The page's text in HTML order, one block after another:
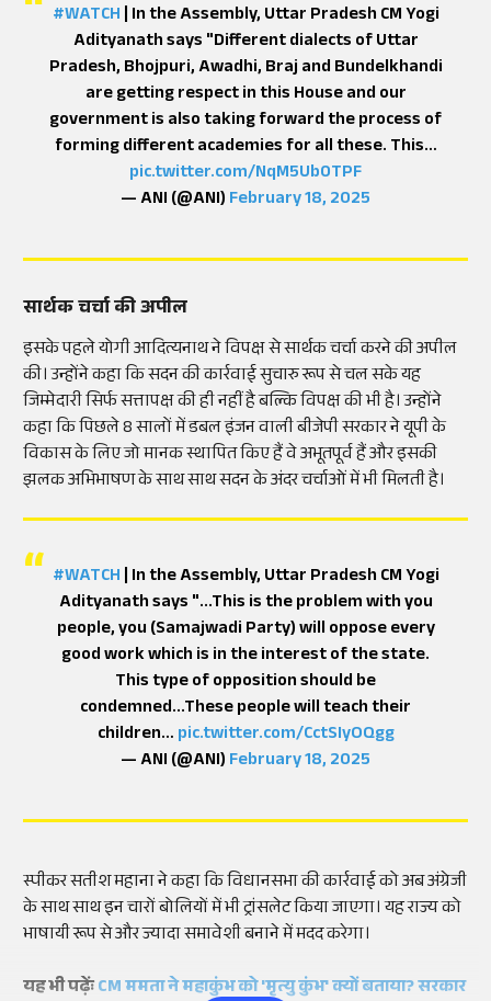
#WATCH| In the Assembly, Uttar Pradesh CM Yogi
Adityanath says "Different dialects of Uttar
Pradesh, Bhojpuri, Awadhi, Braj and Bundelkhandi
are getting respect in this House and our
government is also taking forward the process of
forming different academies for all these. This…
pic.twitter.com/NqM5Ub0TPF
— ANI (@ANI)February 18, 2025
सार्थक चर्चा की अपील
इसके पहले योगी आदित्यनाथ ने विपक्ष से सार्थक चर्चा करने की अपील
की। उन्होंने कहा कि सदन की कार्रवाई सुचारु रूप से चल सके यह
जिम्मेदारी सिर्फ सत्तापक्ष की ही नहीं है बल्कि विपक्ष की भी है। उन्होंने
कहा कि पिछले 8 सालों में डबल इंजन वाली बीजेपी सरकार ने यूपी के
विकास के लिए जो मानक स्थापित किए हैं वे अभूतपूर्व हैं और इसकी
झलक अभिभाषण के साथ साथ सदन के अंदर चर्चाओं में भी मिलती है।
#WATCH| In the Assembly, Uttar Pradesh CM Yogi
Adityanath says "...This is the problem with you
people, you (Samajwadi Party) will oppose every
good work which is in the interest of the state.
This type of opposition should be
condemned...These people will teach their
children…pic.twitter.com/CctSIyOQgg
— ANI (@ANI)February 18, 2025
स्पीकर सतीश महाना ने कहा कि विधानसभा की कार्रवाई को अब अंग्रेजी
के साथ साथ इन चारों बोलियों में भी ट्रांसलेट किया जाएगा। यह राज्य को
भाषायी रूप से और ज्यादा समावेशी बनाने में मदद करेगा।
यह भी पढ़ेंःCM ममता ने महाकुंभ को 'मृत्यु कुंभ' क्यों बताया? सरकार